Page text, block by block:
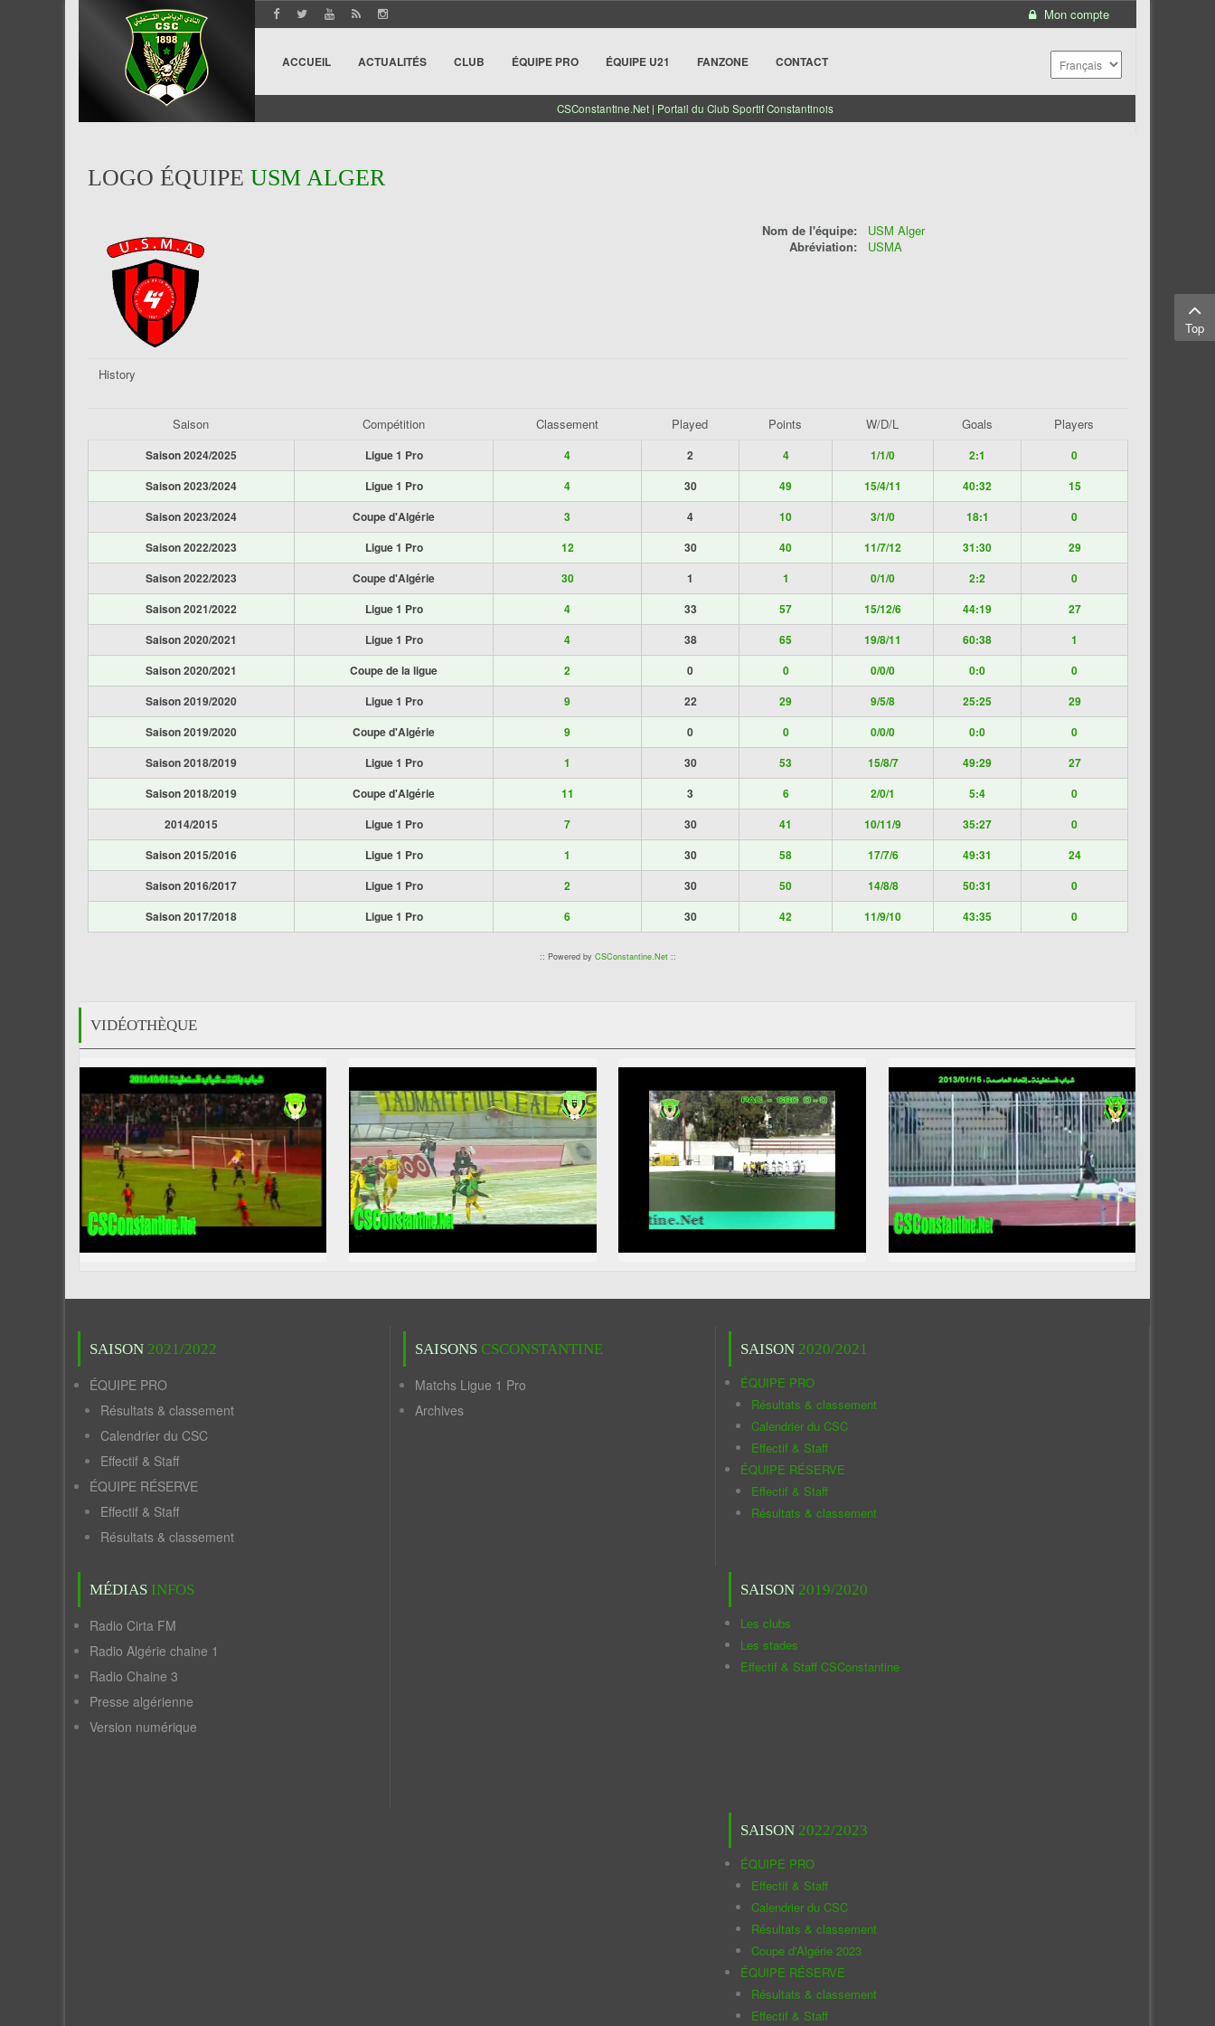
Mon compte
ACCUEIL ACTUALITÉS CLUB ÉQUIPE PRO ÉQUIPE U21 FANZONE CONTACT
CSConstantine.Net | Portail du Club Sportif Constantinois
LOGO ÉQUIPE USM ALGER
Nom de l'équipe:
USM Alger
Abréviation:
USMA
History
Saison Compétition Classement Played Points W/D/L Goals Players
Saison 2024/2025 Ligue 1 Pro 4 2 4 1/1/0 2:1
0
Saison 2023/2024
Ligue 1 Pro 4 30 49 15/4/11 40:32
15
Saison 2023/2024
Coupe d'Algérie 3 4 10 3/1/0 18:1
0
Saison 2022/2023
Ligue 1 Pro 12 30 40 11/7/12 31:30
29
Saison 2022/2023
Coupe d'Algérie 30 1 1 0/1/0 2:2
0
Saison 2021/2022
Ligue 1 Pro 4 33 57 15/12/6 44:19
27
Saison 2020/2021
Ligue 1 Pro 4 38 65 19/8/11 60:38
1
Saison 2020/2021
Coupe de la ligue 2 0 0 0/0/0 0:0
0
Saison 2019/2020
Ligue 1 Pro 9 22 29 9/5/8 25:25
29
Saison 2019/2020
Coupe d'Algérie 9 0 0 0/0/0 0:0
0
Saison 2018/2019
Ligue 1 Pro 1 30 53 15/8/7 49:29
27
Saison 2018/2019
Coupe d'Algérie 11 3 6 2/0/1 5:4
0
2014/2015
Ligue 1 Pro 7 30 41 10/11/9 35:27
0
Saison 2015/2016
Ligue 1 Pro 1 30 58 17/7/6 49:31
24
Saison 2016/2017
Ligue 1 Pro 2 30 50 14/8/8 50:31
0
Saison 2017/2018
Ligue 1 Pro 6 30 42 11/9/10 43:35 0
:: Powered by CSConstantine.Net::
VIDÉOTHÈQUE
SAISON 2021/2022
ÉQUIPE PRO
Résultats & classement
Calendrier du CSC
Effectif & Staff
ÉQUIPE RÉSERVE
Effectif & Staff
Résultats & classement
MÉDIAS INFOS
Radio Cirta FM
Radio Algérie chaine 1
Radio Chaine 3
Presse algérienne
Version numérique
SAISONS CSCONSTANTINE
Matchs Ligue 1 Pro
Archives
SAISON 2020/2021
ÉQUIPE PRO
Résultats & classement
Calendrier du CSC
Effectif & Staff
ÉQUIPE RÉSERVE
Effectif & Staff
Résultats & classement
SAISON 2019/2020
Les clubs
Les stades
Effectif & Staff CSConstantine
SAISON 2022/2023
ÉQUIPE PRO
Effectif & Staff
Calendrier du CSC
Résultats & classement
Coupe d'Algérie 2023
ÉQUIPE RÉSERVE
Résultats & classement
Effectif & Staff
Top